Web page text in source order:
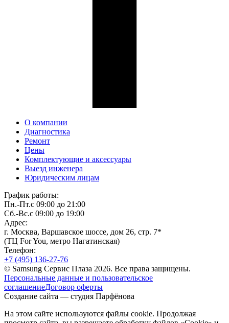
О компании
Диагностика
Ремонт
Цены
Комплектующие и аксессуары
Выезд инженера
Юридическим лицам
График работы:
Пн.-Пт.с 09:00 до 21:00
Сб.-Вс.с 09:00 до 19:00
Адрес:
г. Москва, Варшавское шоссе, дом 26, стр. 7*
(ТЦ For You, метро Нагатинская)
Телефон:
+7 (495) 136-27-76
© Samsung Сервис Плаза 2026. Все права защищены.
Персональные данные и пользовательское
соглашениеДоговор оферты
Создание сайта — студия Парфёнова
На этом сайте используются файлы cookie. Продолжая